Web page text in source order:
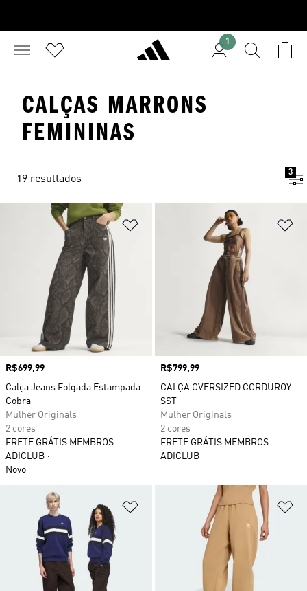
1
CALÇAS MARRONS
FEMININAS
19 resultados
3
Adicionar à Lista de Desejos
Preço
R$699,99
Calça Jeans Folgada Estampada
Cobra
Mulher Originals
2 cores
FRETE GRÁTIS MEMBROS
ADICLUB
Novo
Preço
R$799,99
CALÇA OVERSIZED CORDUROY
SST
Mulher Originals
2 cores
FRETE GRÁTIS MEMBROS
ADICLUB
Adicionar à Lista de Desejos